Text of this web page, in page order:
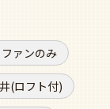
ァンのみ
(ロフト付)